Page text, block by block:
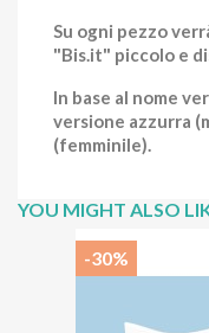
Su ogni pezzo
"Bis.it" piccolo e
In base al nome
versione azzurra
(femminile).
YOU MIGHT ALSO
-30%